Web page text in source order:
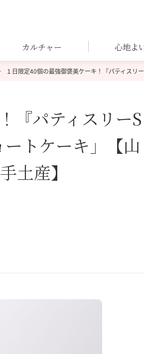
カルチャー 心地よ
１日限定40個の最強御褒美ケーキ！『パティスリ
『パティスリーS
トケーキ」【山
土産】